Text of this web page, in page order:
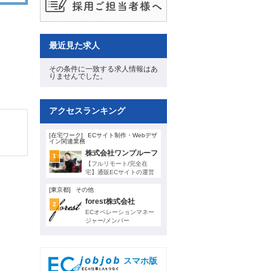
最近見た求人
その条件に一致する求人情報はあ
りませんでした。
アクセスランキング
[在宅ワーク]
ECサイト制作・Webデザ
イン関連業務
1 株式会社ワンプルーフ
【フルリモート/完全在
宅】通販ECサイトの運営
[東京都]
その他
2 forest株式会社
ECオペレーションマネー
ジャー/メンバー
スマホ版